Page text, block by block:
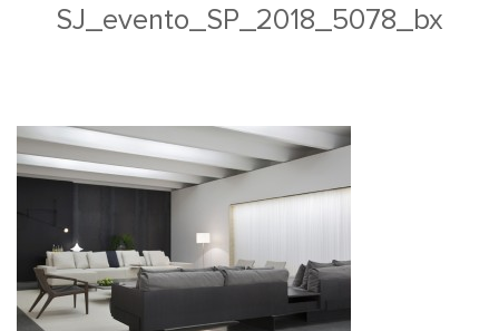
SJ_evento_SP_2018_5078_bx